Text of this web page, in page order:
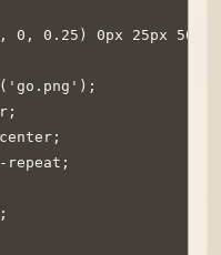
0, 0.25) 0px 25px 50px
repeat;